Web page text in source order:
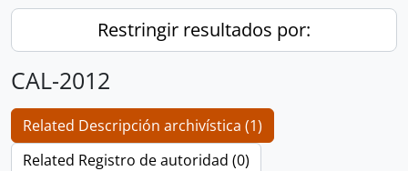
Restringir resultados por:
CAL-2012
Related Descripción archivística (1)
Related Registro de autoridad (0)